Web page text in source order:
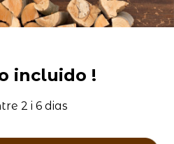
incluido !
2 i 6 dias